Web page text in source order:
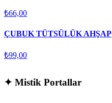
₺66,00
ÇUBUK TÜTSÜLÜK AHŞAP
₺99,00
✦ Mistik Portallar